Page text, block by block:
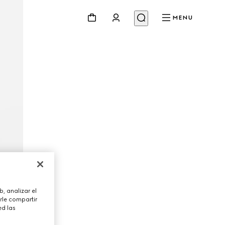
MENU
analizar el
compartir
las